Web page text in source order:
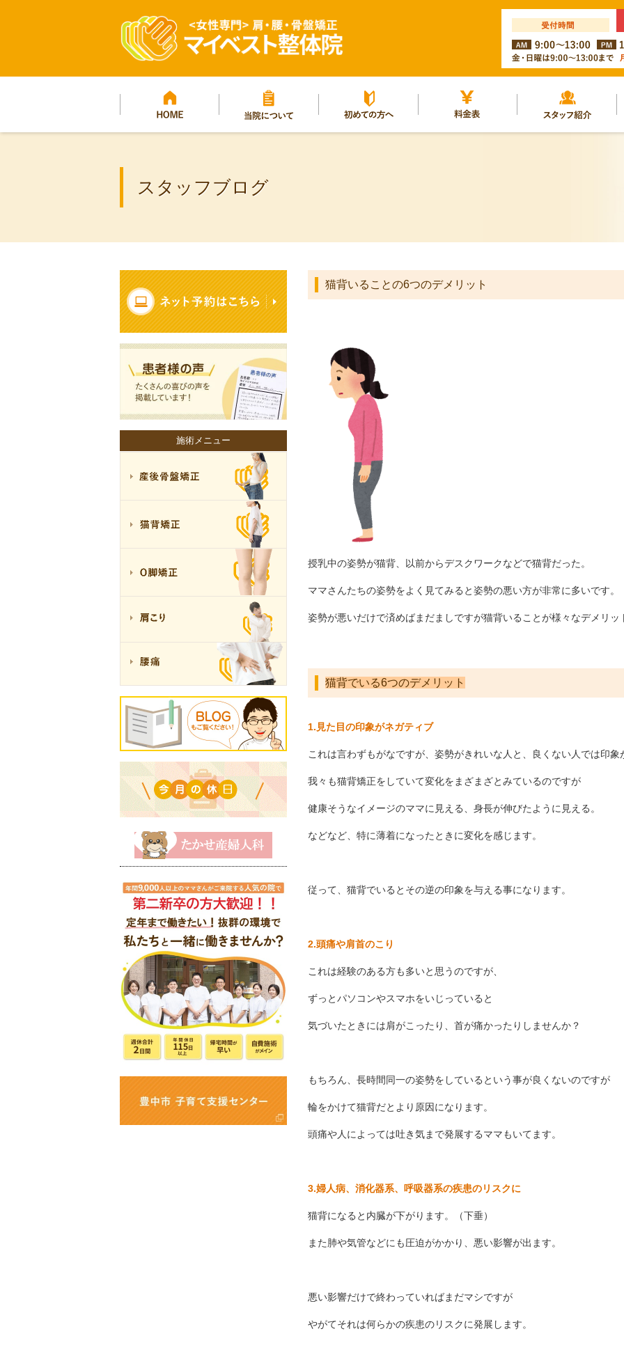
マイベスト整体院グルー
プ
スタッフブログ
猫背いることの6つのデメリット
授乳中の姿勢が猫背、以前からデスクワークなどで猫背だった。
ママさんたちの姿勢をよく見てみると姿勢の悪い方が非常に多いです。
姿勢が悪いだけで済めばまだましですが猫背いることが様々なデメリッ
猫背でいる6つのデメリット
1.見た目の印象がネガティブ
これは言わずもがなですが、姿勢がきれいな人と、良くない人では印象
我々も猫背矯正をしていて変化をまざまざとみているのですが
健康そうなイメージのママに見える、身長が伸びたように見える。
などなど、特に薄着になったときに変化を感じます。
従って、猫背でいるとその逆の印象を与える事になります。
2.頭痛や肩首のこり
これは経験のある方も多いと思うのですが、
ずっとパソコンやスマホをいじっていると
気づいたときには肩がこったり、首が痛かったりしませんか？
もちろん、長時間同一の姿勢をしているという事が良くないのですが
輪をかけて猫背だとより原因になります。
頭痛や人によっては吐き気まで発展するママもいてます。
3.婦人病、消化器系、呼吸器系の疾患のリスクに
猫背になると内臓が下がります。（下垂）
また肺や気管などにも圧迫がかかり、悪い影響が出ます。
悪い影響だけで終わっていればまだマシですが
やがてそれは何らかの疾患のリスクに発展します。
施術メニュー